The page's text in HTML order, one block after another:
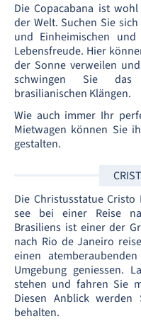
Die Copacabana ist
der Welt. Suchen Sie
und Einheimischen
Lebensfreude. Hier
der Sonne verweilen
schwingen Sie das
brasilianischen Klängen.
Wie auch immer Ihr
Mietwagen können Sie
gestalten.
Die Christusstatue
see bei einer Reise
Brasiliens ist einer der
nach Rio de Janeiro
einen
Umgebung geniessen.
stehen und fahren Sie
Diesen Anblick
behalten.